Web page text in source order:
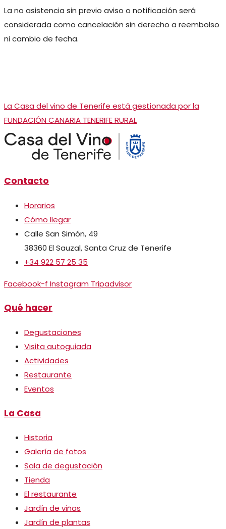
La no asistencia sin previo aviso o notificación será
considerada como cancelación sin derecho a reembolso
ni cambio de fecha.
La Casa del vino de Tenerife está gestionada por la
FUNDACIÓN CANARIA TENERIFE RURAL
Contacto
Horarios
Cómo llegar
Calle San Simón, 49
38360 El Sauzal, Santa Cruz de Tenerife
+34 922 57 25 35
Facebook-f Instagram Tripadvisor
Qué hacer
Degustaciones
Visita autoguiada
Actividades
Restaurante
Eventos
La Casa
Historia
Galería de fotos
Sala de degustación
Tienda
El restaurante
Jardín de viñas
Jardín de plantas